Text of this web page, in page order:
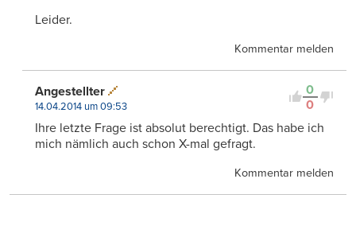
Leider.
Kommentar melden
0
0
Angestellter
14.04.2014 um 09:53
Ihre letzte Frage ist absolut berechtigt. Das habe ich
mich nämlich auch schon X-mal gefragt.
Kommentar melden